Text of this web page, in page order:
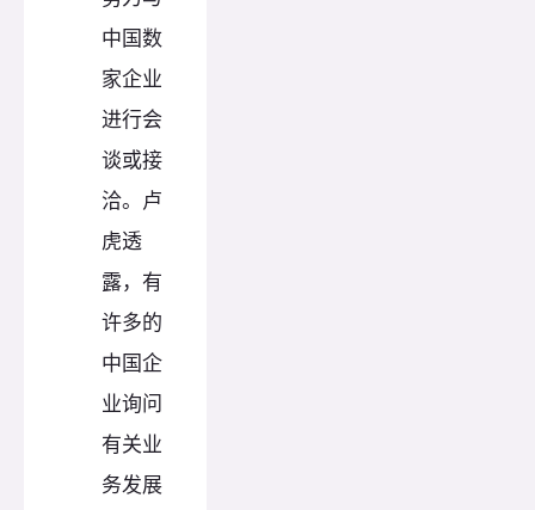
中国数
家企业
进行会
谈或接
洽。卢
虎透
露，有
许多的
中国企
业询问
有关业
务发展